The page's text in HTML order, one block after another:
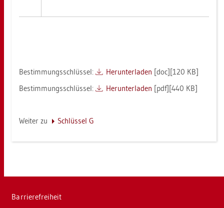
Be­stim­mungs­schlüs­sel: Her­un­ter­la­den [doc][120 KB]
Be­stim­mungs­schlüs­sel:
Her­un­ter­la­den [pdf][440 KB]
Wei­ter zu Schlüs­sel G
Bar­rie­re­frei­heit